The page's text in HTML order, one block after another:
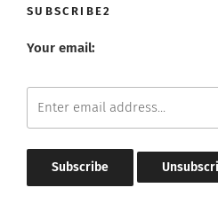
SUBSCRIBE2
Your email: